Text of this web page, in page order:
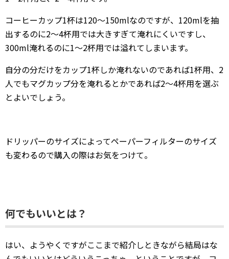
コーヒーカップ1杯は120～150mlなのですが、120mlを抽
出するのに2～4杯用では大きすぎて淹れにくいですし、
300ml淹れるのに1～2杯用では溢れてしまいます。
自分の分だけをカップ1杯しか淹れないのであれば1杯用、2
人でもマグカップ分を淹れるとかであれば2～4杯用を選ぶ
とよいでしょう。
ドリッパーのサイズによってペーパーフィルターのサイズ
も変わるので購入の際はお気をつけて。
何でもいいとは？
はい、ようやくですがここまで紹介しときながら結局はな